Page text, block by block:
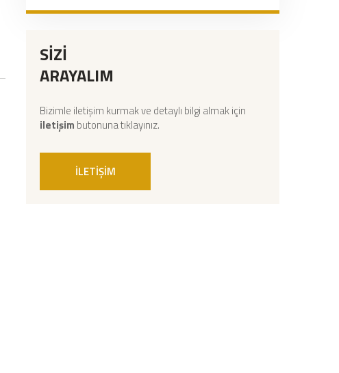
SİZİ
ARAYALIM
Bizimle iletişim kurmak ve detaylı bilgi almak için
iletişim butonuna tıklayınız.
İLETİŞİM